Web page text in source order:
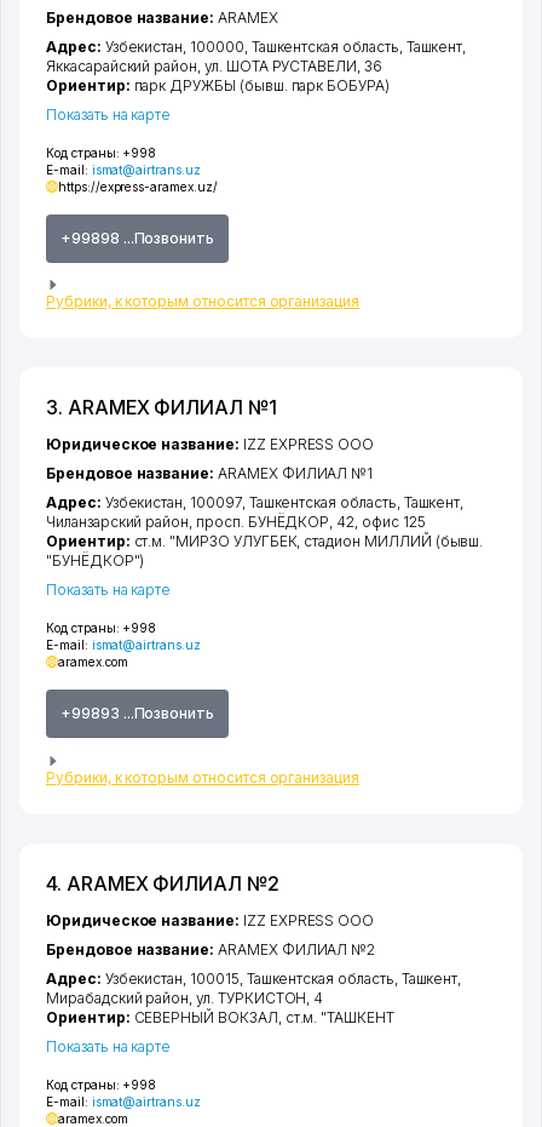
Код страны: +998
E-mail: ismat@airtrans.uz
https://express-aramex.uz/
+99898 ...Позвонить
Рубрики, к которым относится организация
Брендовое название: ARAMEX
Адрес: Узбекистан, 100000, Ташкентская область, Ташкент,
Яккасарайский район, ул. ШОТА РУСТАВЕЛИ, 36
Ориентир: парк ДРУЖБЫ (бывш. парк БОБУРА)
Показать на карте
3. ARAMEX ФИЛИАЛ №1
Код страны: +998
E-mail: ismat@airtrans.uz
aramex.com
+99893 ...Позвонить
Рубрики, к которым относится организация
Юридическое название: IZZ EXPRESS ООО
Брендовое название: ARAMEX ФИЛИАЛ №1
Адрес: Узбекистан, 100097, Ташкентская область, Ташкент,
Чиланзарский район, просп. БУНЁДКОР, 42, офис 125
Ориентир: ст.м. "МИРЗО УЛУГБЕК, стадион МИЛЛИЙ (бывш.
"БУНЁДКОР")
Показать на карте
4. ARAMEX ФИЛИАЛ №2
Код страны: +998
E-mail: ismat@airtrans.uz
aramex.com
Юридическое название: IZZ EXPRESS ООО
Брендовое название: ARAMEX ФИЛИАЛ №2
Адрес: Узбекистан, 100015, Ташкентская область Ташкент
Мирабадский район ,ул. ТУРКИСТОН , 4
Ориентир: СЕВЕРНЫЙ ВОКЗАЛ, ст.м. "ТАШКЕНТ
Показать на карте